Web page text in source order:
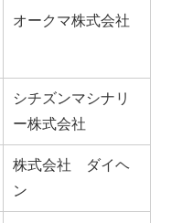
オークマ株式会社
シチズンマシナリ
ー株式会社
株式会社 ダイヘ
ン